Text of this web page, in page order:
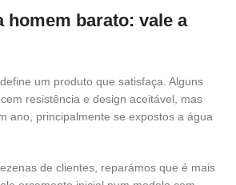
homem barato: vale a
um produto que satisfaça. Alguns
resistência e design aceitável, mas
ano, principalmente se expostos a água
de clientes, reparámos que é mais